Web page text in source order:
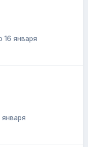
16 января
января